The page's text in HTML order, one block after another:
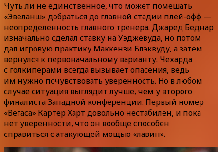
Чуть ли не единственное, что может помешать
«Эвеланш» добраться до главной стадии плей-офф —
неопределенность главного тренера. Джаред Беднар
изначально сделал ставку на Уэджевуда, но потом
дал игровую практику Маккензи Блэквуду, а затем
вернулся к первоначальному варианту. Чехарда
с голкиперами всегда вызывает опасения, ведь
им нужно почувствовать уверенность. Но в любом
случае ситуация выглядит лучше, чем у второго
финалиста Западной конференции. Первый номер
«Вегаса» Картер Харт довольно нестабилен, и пока
нет уверенности, что он вообще способен
справиться с атакующей мощью «лавин».